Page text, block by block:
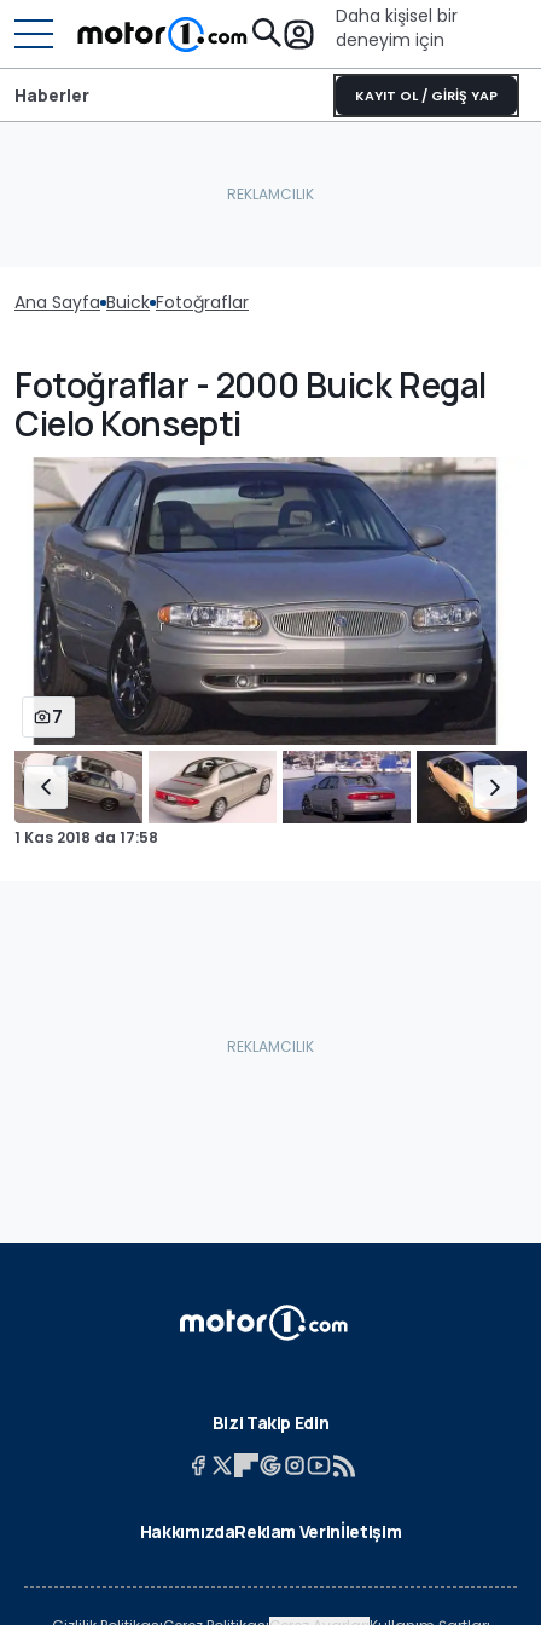
Daha kişisel bir
deneyim için
KAYIT OL / GİRİŞ YAP
Haberler
Ana Sayfa Buick Fotoğraflar
Fotoğraflar - 2000 Buick Regal
Cielo Konsepti
7
1 Kas 2018 da 17:58
Bizi Takip Edin
HakkımızdaReklam Verinİletişim